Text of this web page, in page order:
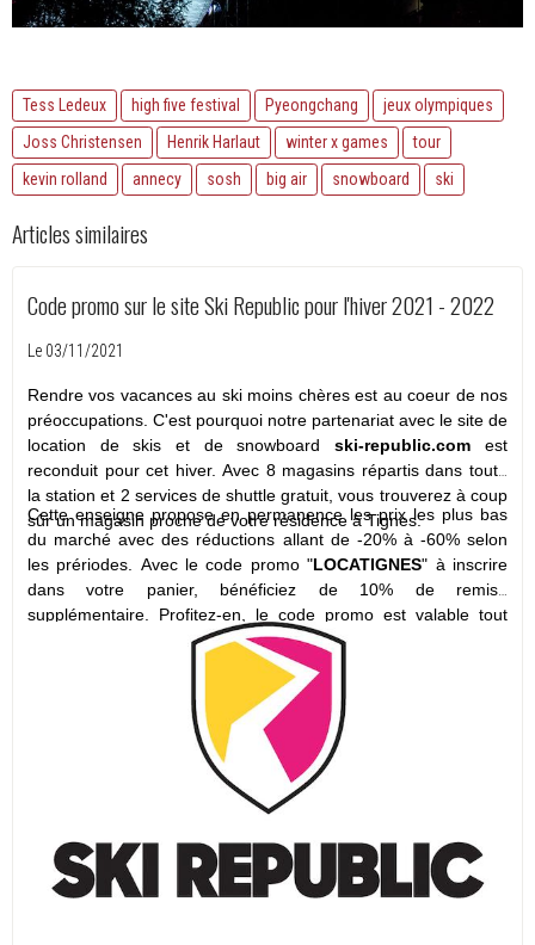
Tess Ledeux high five festival Pyeongchang
jeux olympiques
Joss Christensen
Henrik Harlaut winter x games
tour
kevin rolland
annecy sosh big air snowboard ski
Articles similaires
Code promo sur le site Ski Republic pour l'hiver 2021 - 2022
Le 03/11/2021
Rendre vos vacances au ski moins chères est au coeur de nos
préoccupations. C'est pourquoi notre partenariat avec le site de
location de skis et de snowboard ski-republic.com est
reconduit pour cet hiver. Avec 8 magasins répartis dans toute
la station et 2 services de shuttle gratuit, vous trouverez à coup
sûr un magasin proche de votre résidence à Tignes.
Cette enseigne propose en permanence les prix les plus bas
du marché avec des réductions allant de -20% à -60% selon
les prériodes. Avec le code promo "LOCATIGNES" à inscrire
dans votre panier, bénéficiez de 10% de remise
supplémentaire. Profitez-en, le code promo est valable tout
l'hiver 2021-2022! Impossible de skier moins cher!